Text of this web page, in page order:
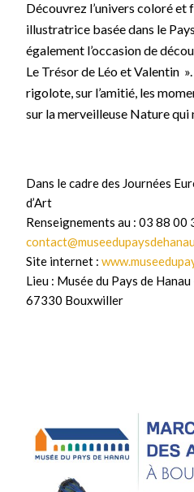
Découvrez l’univers coloré
illustratrice basée dans le
également l’occasion de
Le Trésor de Léo et Valentin
rigolote, sur l’amitié, les
sur la merveilleuse Nature qui
Dans le cadre des Journées
d’Art
Renseignements au : 03 88 00
Site internet :
Lieu : Musée du Pays de
67330 Bouxwiller